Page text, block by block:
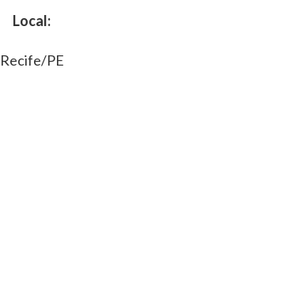
Local:
Recife/PE